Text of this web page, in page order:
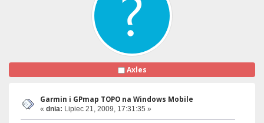
Axles
Garmin i GPmap TOPO na Windows Mobile
« dnia: Lipiec 21, 2009, 17:31:35 »